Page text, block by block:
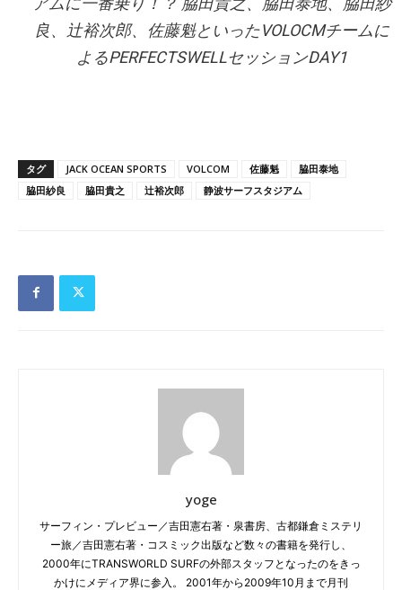
良、辻裕次郎、佐藤魁といったVOLOCMチームに
よるPERFECTSWELLセッションDAY1
タグ JACK OCEAN SPORTS VOLCOM 佐藤魁
脇田泰地
脇田紗良
脇田貴之 辻裕次郎 静波サーフスタジアム
yoge
サーフィン・プレビュー／吉田憲右著・泉書房、古都鎌倉ミステリ
ー旅／吉田憲右著・コスミック出版など数々の書籍を発行し、
2000年にTRANSWORLD SURFの外部スタッフとなったのをきっ
かけにメディア界に参入。 2001年から2009年10月まで月刊